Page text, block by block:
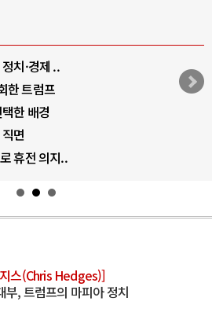
치·경제 ..
한 트럼프
한 배경
면
휴전 의지..
스(Chris Hedges)]
부, 트럼프의 마피아 정치